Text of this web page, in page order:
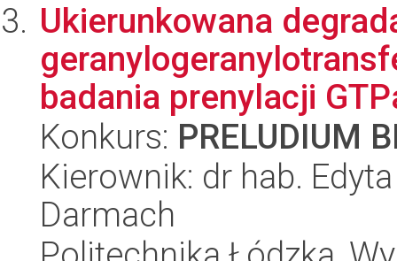
Ukierunkowana
badania prenylacji
Konkurs: PRELUDIUM
Kierownik: dr hab.
Darmach